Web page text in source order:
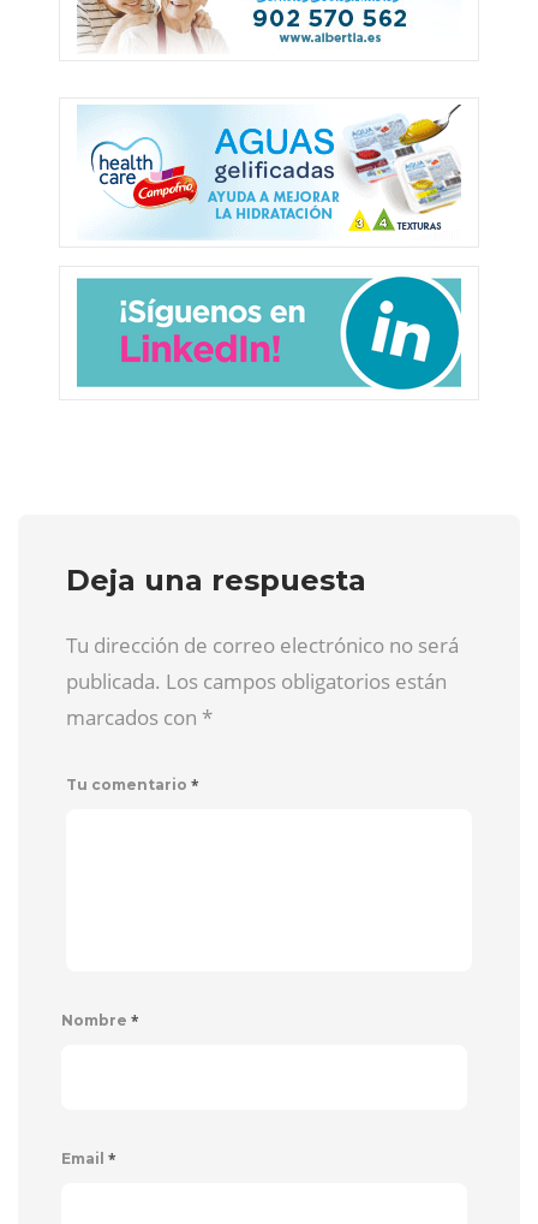
Deja una respuesta
Tu dirección de correo electrónico no será
publicada. Los campos obligatorios están
marcados con *
Tu comentario *
Nombre *
Email *